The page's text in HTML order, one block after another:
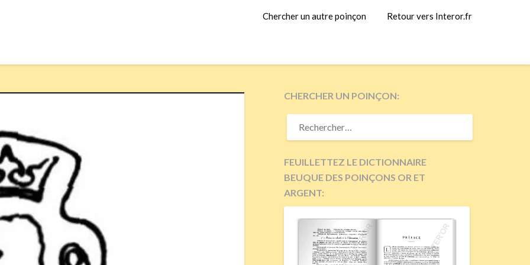
Chercher un autre poinçon Retour vers Interor.fr
CHERCHER UN POINÇON:
RECHERCHER :
FEUILLETTEZ LE DICTIONNAIRE
BEUQUE DES POINÇONS OR ET
ARGENT: